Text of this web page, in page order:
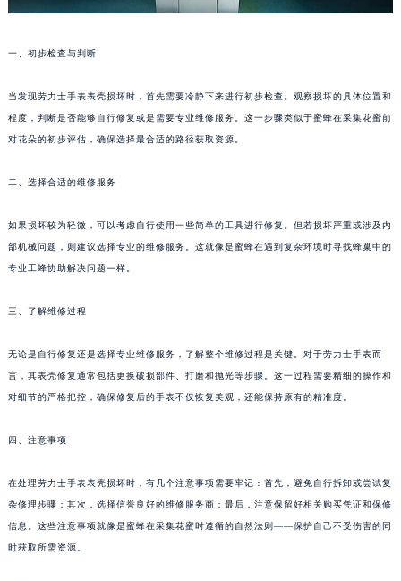
一、初步检查与判断
当发现劳力士手表表壳损坏时，首先需要冷静下来进行初步检查。观察损坏的具体位置和
程度，判断是否能够自行修复或是需要专业维修服务。这一步骤类似于蜜蜂在采集花蜜前
对花朵的初步评估，确保选择最合适的路径获取资源。
二、选择合适的维修服务
如果损坏较为轻微，可以考虑自行使用一些简单的工具进行修复。但若损坏严重或涉及内
部机械问题，则建议选择专业的维修服务。这就像是蜜蜂在遇到复杂环境时寻找蜂巢中的
专业工蜂协助解决问题一样。
三、了解维修过程
无论是自行修复还是选择专业维修服务，了解整个维修过程是关键。对于劳力士手表而
言，其表壳修复通常包括更换破损部件、打磨和抛光等步骤。这一过程需要精细的操作和
对细节的严格把控，确保修复后的手表不仅恢复美观，还能保持原有的精准度。
四、注意事项
在处理劳力士手表表壳损坏时，有几个注意事项需要牢记：首先，避免自行拆卸或尝试复
杂修理步骤；其次，选择信誉良好的维修服务商；最后，注意保留好相关购买凭证和保修
信息。这些注意事项就像是蜜蜂在采集花蜜时遵循的自然法则——保护自己不受伤害的同
时获取所需资源。